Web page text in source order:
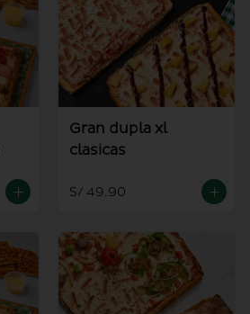
Gran dupla xl
clasicas
S/ 49.90